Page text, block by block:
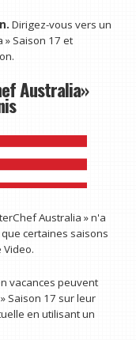
Dirigez-vous vers un
» Saison 17 et
Australia»
Australia » n'a
certaines saisons
vacances peuvent
Saison 17 sur leur
en utilisant un